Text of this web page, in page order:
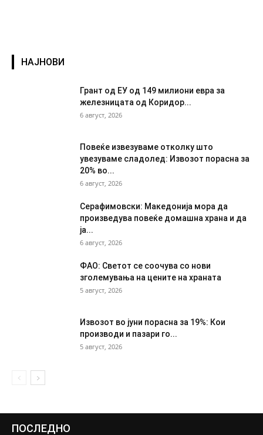
НАЈНОВИ
Грант од ЕУ од 149 милиони евра за
железницата од Коридор...
6 август, 2026
Повеќе извезуваме отколку што
увезуваме сладолед: Извозот порасна за
20% во...
6 август, 2026
Серафимовски: Македонија мора да
произведува повеќе домашна храна и да
ја...
6 август, 2026
ФАО: Светот се соочува со нови
зголемувања на цените на храната
5 август, 2026
Извозот во јуни порасна за 19%: Кои
производи и пазари го...
5 август, 2026
ПОСЛЕДНО